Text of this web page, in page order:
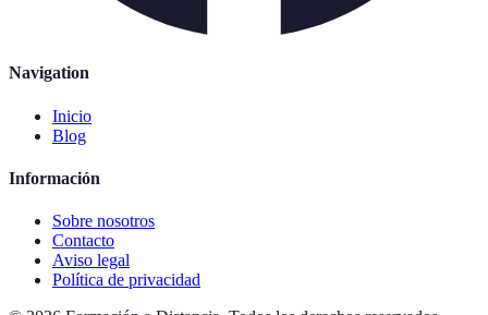
Navigation
Inicio
Blog
Información
Sobre nosotros
Contacto
Aviso legal
Política de privacidad